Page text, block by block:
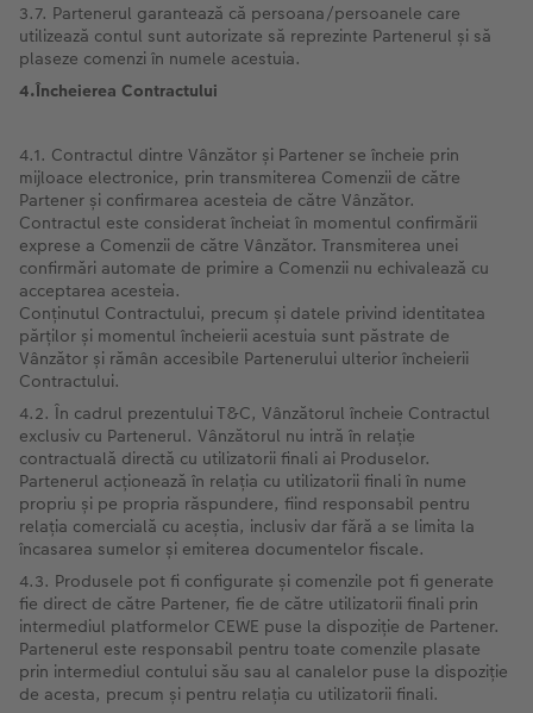
3.7. Partenerul garantează că persoana/persoanele care
utilizează contul sunt autorizate să reprezinte Partenerul și să
plaseze comenzi în numele acestuia.
4.Încheierea Contractului
4.1. Contractul dintre Vânzător și Partener se încheie prin
mijloace electronice, prin transmiterea Comenzii de către
Partener și confirmarea acesteia de către Vânzător.
Contractul este considerat încheiat în momentul confirmării
exprese a Comenzii de către Vânzător. Transmiterea unei
confirmări automate de primire a Comenzii nu echivalează cu
acceptarea acesteia.
Conținutul Contractului, precum și datele privind identitatea
părților și momentul încheierii acestuia sunt păstrate de
Vânzător și rămân accesibile Partenerului ulterior încheierii
Contractului.
4.2. În cadrul prezentului T&C, Vânzătorul încheie Contractul
exclusiv cu Partenerul. Vânzătorul nu intră în relație
contractuală directă cu utilizatorii finali ai Produselor.
Partenerul acționează în relația cu utilizatorii finali în nume
propriu și pe propria răspundere, fiind responsabil pentru
relația comercială cu aceștia, inclusiv dar fără a se limita la
încasarea sumelor și emiterea documentelor fiscale.
4.3. Produsele pot fi configurate și comenzile pot fi generate
fie direct de către Partener, fie de către utilizatorii finali prin
intermediul platformelor CEWE puse la dispoziție de Partener.
Partenerul este responsabil pentru toate comenzile plasate
prin intermediul contului său sau al canalelor puse la dispoziție
de acesta, precum și pentru relația cu utilizatorii finali.